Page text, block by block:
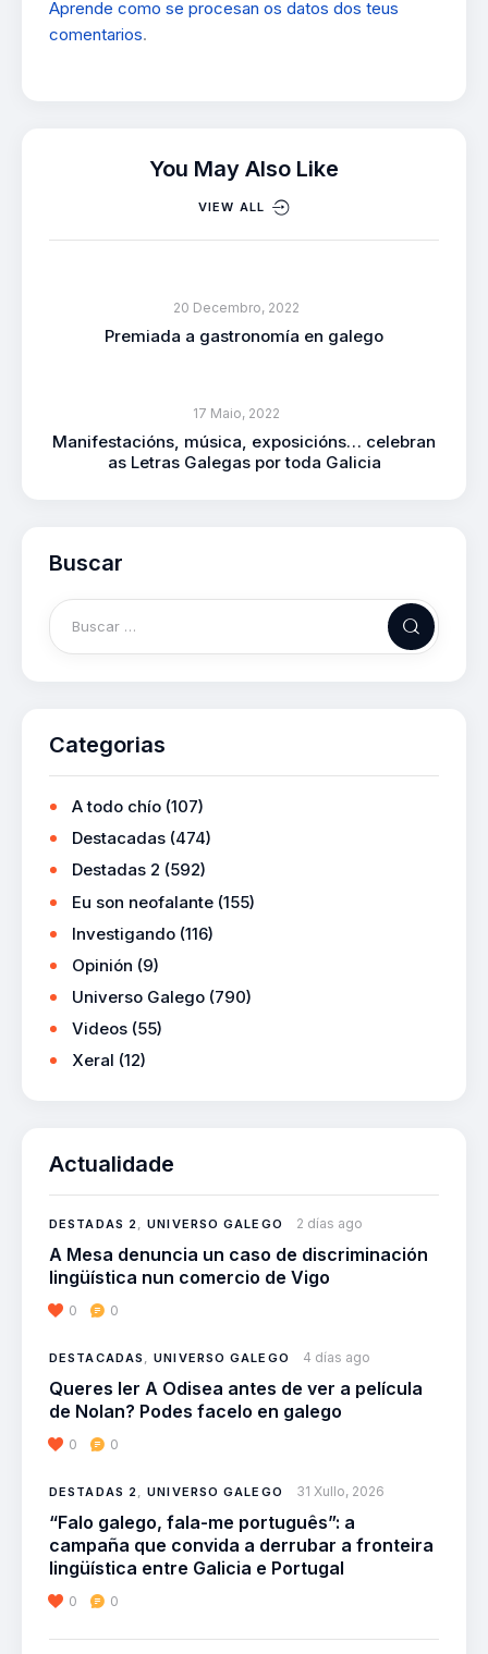
Aprende como se procesan os datos dos teus
comentarios.
You May Also Like
VIEW ALL
20 Decembro, 2022
Premiada a gastronomía en galego
17 Maio, 2022
Manifestacións, música, exposicións… celebran
as Letras Galegas por toda Galicia
Buscar
Categorias
A todo chío (107)
Destacadas (474)
Destadas 2 (592)
Eu son neofalante (155)
Investigando (116)
Opinión (9)
Universo Galego (790)
Videos (55)
Xeral (12)
Actualidade
DESTADAS 2,UNIVERSO GALEGO 2 días ago
A Mesa denuncia un caso de discriminación
lingüística nun comercio de Vigo
0 0
DESTACADAS ,UNIVERSO GALEGO 4 días ago
Queres ler A Odisea antes de ver a película
de Nolan? Podes facelo en galego
0 0
DESTADAS 2,UNIVERSO GALEGO 31 Xullo, 2026
“Falo galego, fala-me português”: a
campaña que convida a derrubar a fronteira
lingüística entre Galicia e Portugal
0 0